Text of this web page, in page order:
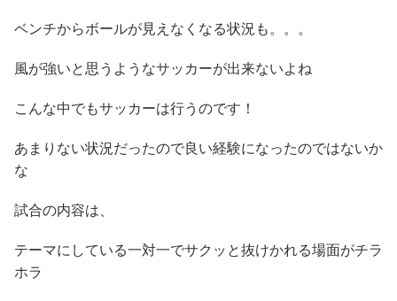
ベンチからボールが見えなくなる状況も。。。
風が強いと思うようなサッカーが出来ないよね
こんな中でもサッカーは行うのです！
あまりない状況だったので良い経験になったのではないか
な
試合の内容は、
テーマにしている一対一でサクッと抜けかれる場面がチラ
ホラ